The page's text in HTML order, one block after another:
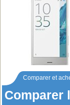
Comparer et
Comparer